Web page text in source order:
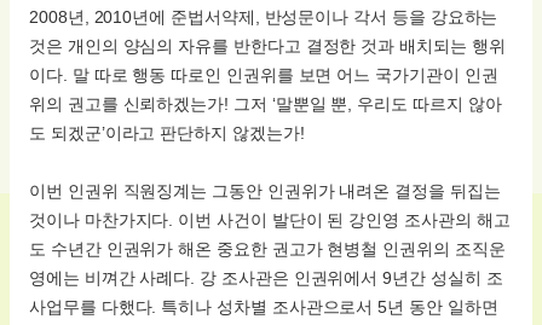
2008년, 2010년에 준법서약제, 반성문이나 각서 등을 강요하는
것은 개인의 양심의 자유를 반한다고 결정한 것과 배치되는 행위
이다. 말 따로 행동 따로인 인권위를 보면 어느 국가기관이 인권
위의 권고를 신뢰하겠는가! 그저 ‘말뿐일 뿐, 우리도 따르지 않아
도 되겠군’이라고 판단하지 않겠는가!
이번 인권위 직원징계는 그동안 인권위가 내려온 결정을 뒤집는
것이나 마찬가지다. 이번 사건이 발단이 된 강인영 조사관의 해고
도 수년간 인권위가 해온 중요한 권고가 현병철 인권위의 조직운
영에는 비껴간 사례다. 강 조사관은 인권위에서 9년간 성실히 조
사업무를 다했다. 특히나 성차별 조사관으로서 5년 동안 일하면